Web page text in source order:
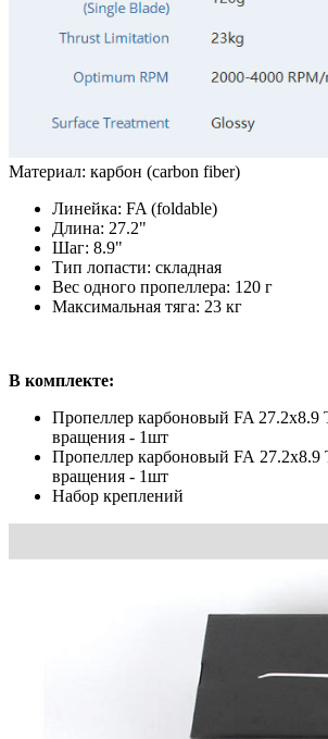
Материал: карбон (carbon fiber)
Линейка: FA (foldable)
Длина: 27.2"
Шаг: 8.9"
Тип лопасти: складная
Вес одного пропеллера: 120 г
Максимальная тяга: 23 кг
В комплекте:
Пропеллер карбоновый FA 27.2x8.9
вращения - 1шт
Пропеллер карбоновый FA 27.2x8.9
вращения - 1шт
Набор креплений